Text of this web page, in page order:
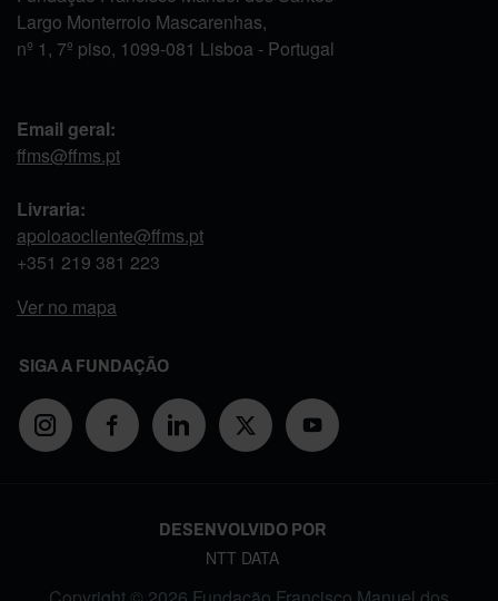
Largo Monterroio Mascarenhas,
nº 1, 7º piso, 1099-081 Lisboa - Portugal
Email geral:
ffms@ffms.pt
Livraria:
apoioaocliente@ffms.pt
+351 219 381 223
Ver no mapa
SIGA A FUNDAÇÃO
DESENVOLVIDO POR
NTT DATA